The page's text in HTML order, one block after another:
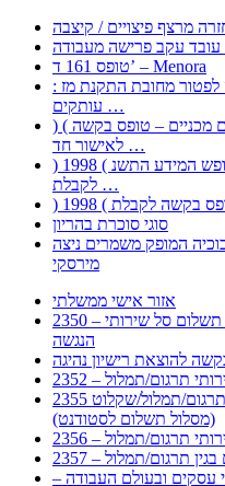
טופס 161 ד’ – Menora
: בקשה לפטור מחובת התקנת מז;quot&ח 3 טופס מספר ים ב
עותקים …
) ( פעמי להקלטת יצירות על מוצרים מכניים – טופס בקשה
לאישור חד …
) 1998 ( לפי חוק חופש המידע התשנ;quot&ח – טופס בקשה
לקבלת …
סוגי סוכרת בהריון
המופק משמרים ניצה
מירסקי
אזור אישי ממשלתי
2350 – מידע לסטודנט עם לקות שמיעה-נוהל תשלום סל שירותי
הנגשה
תרגום/תמלול
2355 דרישה לתשלום עבור מתן שירותי תרגום/תמלול/שקלוט
(מסלול תשלום לסטודנט)
תרגום/תמלול
בגין תרגום/תמלול